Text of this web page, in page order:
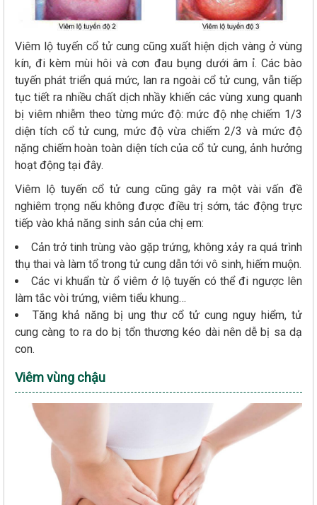
Viêm lộ tuyến cổ tử cung cũng xuất hiện dịch vàng ở vùng
kín, đi kèm mùi hôi và cơn đau bụng dưới âm ỉ. Các bào
tuyến phát triển quá mức, lan ra ngoài cổ tử cung, vẫn tiếp
tục tiết ra nhiều chất dịch nhầy khiến các vùng xung quanh
bị viêm nhiễm theo từng mức độ: mức độ nhẹ chiếm 1/3
diện tích cổ tử cung, mức độ vừa chiếm 2/3 và mức độ
nặng chiếm hoàn toàn diện tích của cổ tử cung, ảnh hưởng
hoạt động tại đây.
Viêm lộ tuyến cổ tử cung cũng gây ra một vài vấn đề
nghiêm trọng nếu không được điều trị sớm, tác động trực
tiếp vào khả năng sinh sản của chị em:
Cản trở tinh trùng vào gặp trứng, không xảy ra quá trình
thụ thai và làm tổ trong tử cung dẫn tới vô sinh, hiếm muộn.
Các vi khuẩn từ ổ viêm ở lộ tuyến có thể đi ngược lên
làm tắc vòi trứng, viêm tiểu khung…
Tăng khả năng bị ung thư cổ tử cung nguy hiểm, tử
cung càng to ra do bị tổn thương kéo dài nên dễ bị sa dạ
con.
Viêm vùng chậu